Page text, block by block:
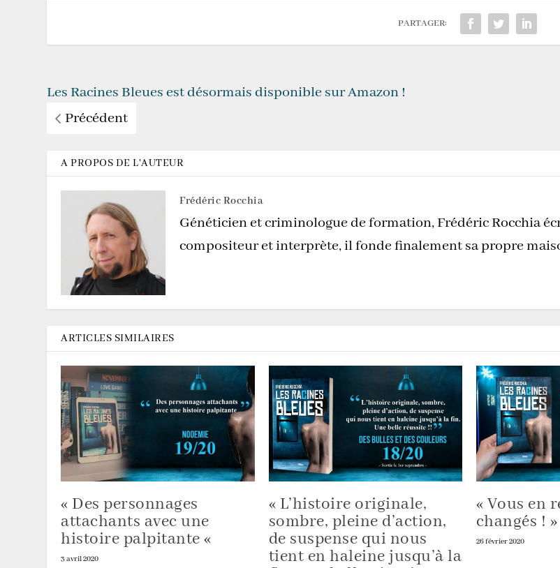
PARTAGER:
Les Racines Bleues est désormais disponible sur Amazon !
Précédent
A PROPOS DE L'AUTEUR
Frédéric Rocchia
Généticien et criminologue de formation, Frédéric Rocchia
compositeur et interprète, il fonde finalement sa propre
ARTICLES SIMILAIRES
« Des personnages
attachants avec une
histoire palpitante «
3 avril 2020
« L’histoire originale,
sombre, pleine d’action,
de suspense qui nous
tient en haleine jusqu’à la
« Vous en
changés ! »
26 février 2020